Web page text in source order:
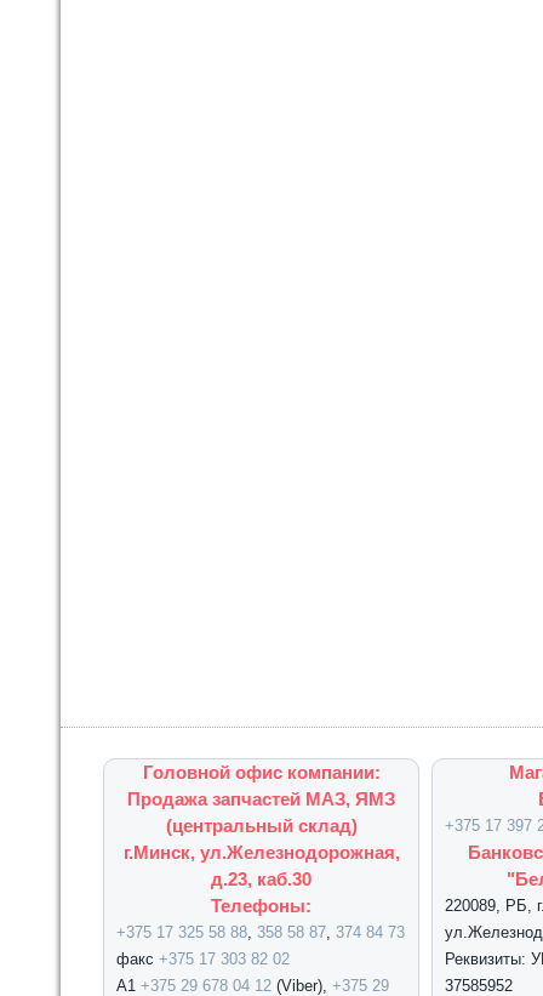
Головной офис компании:
Продажа запчастей МАЗ, ЯМЗ
(центральный склад)
г.Минск, ул.Железнодорожная,
д.23, каб.30
Телефоны:
+375 17 325 58 88, 358 58 87, 374 84 73
факс +375 17 303 82 02
А1 +375 29 678 04 12 (Viber), +375 29
+375 17 397
220089, РБ,
Реквизиты:
37585952